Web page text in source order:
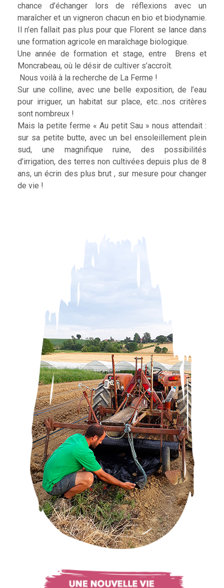
chance d’échanger lors de réflexions avec un
maraîcher et un vigneron chacun en bio et biodynamie.
Il n’en fallait pas plus pour que Florent se lance dans
une formation agricole en maraîchage biologique.
Une année de formation et stage, entre Brens et
Moncrabeau, où le désir de cultiver s’accroît.
Nous voilà à la recherche de La Ferme !
Sur une colline, avec une belle exposition, de l’eau
pour irriguer, un habitat sur place, etc…nos critères
sont nombreux !
Mais la petite ferme « Au petit Sau » nous attendait :
sur sa petite butte, avec un bel ensoleillement plein
sud, une magnifique ruine, des possibilités
d’irrigation, des terres non cultivées depuis plus de 8
ans, un écrin des plus brut , sur mesure pour changer
de vie !